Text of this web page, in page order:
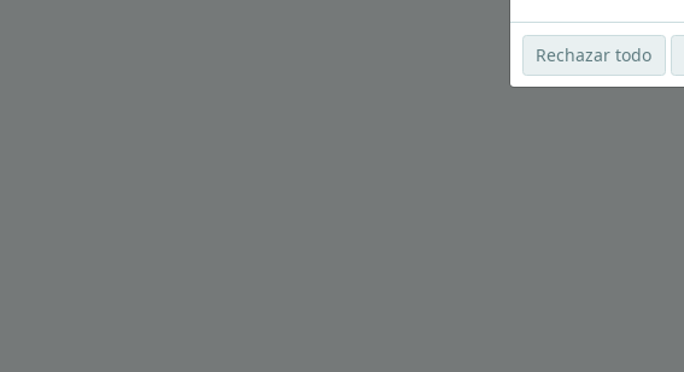
Rechazar todo